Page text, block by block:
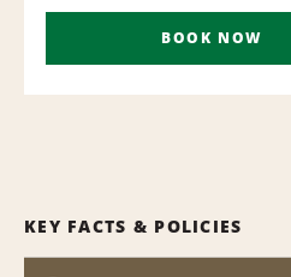
BOOK NOW
KEY FACTS & POLICIES